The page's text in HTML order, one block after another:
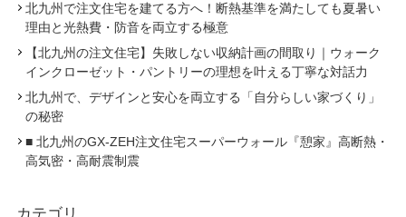
北九州で注文住宅を建てる方へ！断熱基準を満たしても夏暑い
理由と光熱費・防音を両立する極意
【北九州の注文住宅】失敗しない収納計画の間取り｜ウォーク
インクローゼット・パントリーの理想を叶える丁寧な対話力
北九州で、デザインと安心を両立する「自分らしい家づくり」
の秘密
■ 北九州のGX-ZEH注文住宅スーパーウォール『憩家』高断熱・
高気密・高耐震制震